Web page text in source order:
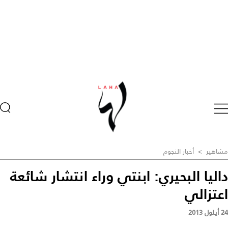
مشاهير > أخبار النجوم
داليا البحيري: ابنتي وراء انتشار شائعة
اعتزالي
24 أيلول 2013